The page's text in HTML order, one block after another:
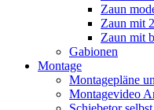
Zaun
Zaun mit
Zaun mit
Gabionen
Montage
Montagepläne
Montagevideo